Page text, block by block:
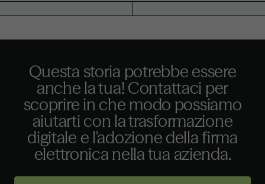
Questa storia potrebbe essere
anche la tua! Contattaci per
scoprire in che modo possiamo
aiutarti con la trasformazione
digitale e l'adozione della firma
elettronica nella tua azienda.